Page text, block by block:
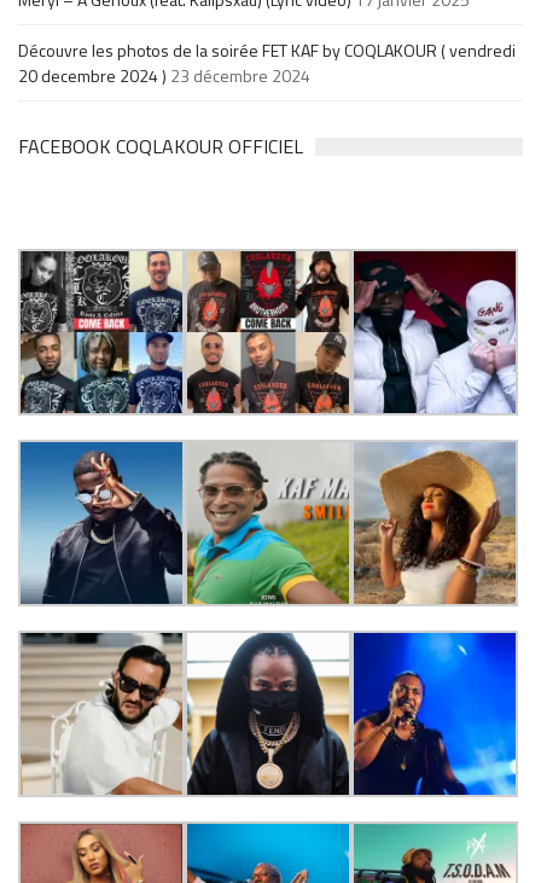
Découvre les photos de la soirée FET KAF by COQLAKOUR ( vendredi
20 decembre 2024 ) 23 décembre 2024
FACEBOOK COQLAKOUR OFFICIEL